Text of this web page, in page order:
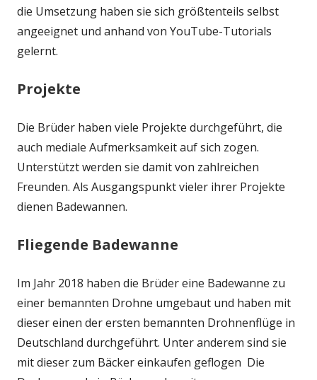
die Umsetzung haben sie sich größtenteils selbst
angeeignet und anhand von YouTube-Tutorials
gelernt.
Projekte
Die Brüder haben viele Projekte durchgeführt, die
auch mediale Aufmerksamkeit auf sich zogen.
Unterstützt werden sie damit von zahlreichen
Freunden. Als Ausgangspunkt vieler ihrer Projekte
dienen Badewannen.
Fliegende Badewanne
Im Jahr 2018 haben die Brüder eine Badewanne zu
einer bemannten Drohne umgebaut und haben mit
dieser einen der ersten bemannten Drohnenflüge in
Deutschland durchgeführt. Unter anderem sind sie
mit dieser zum Bäcker einkaufen geflogen Die